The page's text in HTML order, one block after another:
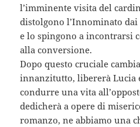
l’imminente visita del
distolgono l’Innominato
e lo spingono a incontrarsi
alla conversione.
Dopo questo cruciale
innanzitutto, libererà Lucia
condurre una vita
dedicherà a opere di
romanzo, ne abbiamo una